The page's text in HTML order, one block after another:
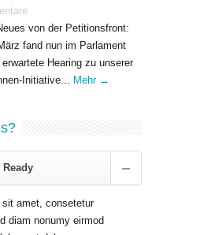
von der Petitionsfront:
fand nun im Parlament
Hearing zu unserer
Initiative... Mehr →
sit amet, consetetur
diam nonumy eirmod